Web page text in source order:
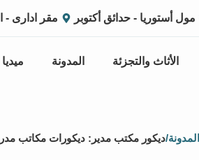
مول أستوريا - حدائق أكتوبر مقر ادارى -
الأثاث والتجزئة المدونة ميديا
المدونة/ديكور مكتب مدير: ديكورات مكاتب